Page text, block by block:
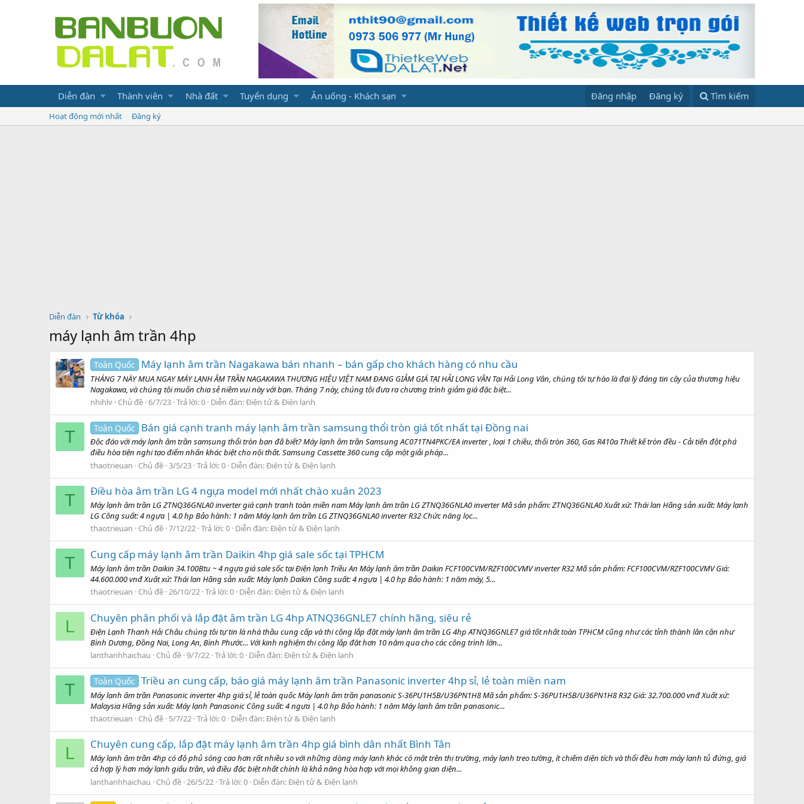
Diễn đàn Thành viên Nhà đất Tuyển dụng Ăn uống - Khách sạn Đăng nhập Đăng ký Tìm kiếm
Hoạt động mới nhất Đăng ký
Diễn đàn Từ khóa
máy lạnh âm trần 4hp
Toàn Quốc Máy lạnh âm trần Nagakawa bán nhanh – bán gấp cho khách hàng có nhu cầu
THÁNG 7 NÀY MUA NGAY MÁY LẠNH ÂM TRẦN NAGAKAWA THƯƠNG HIỆU VIỆT NAM ĐANG GIẢM GIÁ TẠI HẢI LONG VÂN Tại Hải Long Vân, chúng tôi tự hào là đại lý đáng tin cậy của thương hiệu
Nagakawa, và chúng tôi muốn chia sẻ niềm vui này với bạn. Tháng 7 này, chúng tôi đưa ra chương trình giảm giá đặc biệt...
nhihlv Chủ đề 6/7/23 Trả lời: 0 Diễn đàn:Điện tử & Điện lạnh
T Toàn Quốc Bán giá cạnh tranh máy lạnh âm trần samsung thổi tròn giá tốt nhất tại Đồng nai
Độc đáo với máy lạnh âm trần samsung thổi tròn bạn đã biết? Máy lạnh âm trần Samsung AC071TN4PKC/EA inverter , loại 1 chiều, thổi tròn 360, Gas R410a Thiết kế tròn đều - Cải tiến đột phá
điều hòa tiện nghi tạo điểm nhấn khác biệt cho nội thất. Samsung Cassette 360 cung cấp một giải pháp...
thaotrieuan
Chủ đề 3/5/23 Trả lời: 0 Diễn đàn:Điện tử & Điện lạnh
T Điều hòa âm trần LG 4 ngựa model mới nhất chào xuân 2023
Máy lạnh âm trần LG ZTNQ36GNLA0 inverter giá cạnh tranh toàn miền nam Máy lạnh âm trần LG ZTNQ36GNLA0 inverter Mã sản phẩm: ZTNQ36GNLA0 Xuất xứ: Thái lan Hãng sản xuất: Máy lạnh
LG Công suất: 4 ngựa | 4.0 hp Bảo hành: 1 năm Máy lạnh âm trần LG ZTNQ36GNLA0 inverter R32 Chức năng lọc...
thaotrieuan
Chủ đề 7/12/22 Trả lời: 0 Diễn đàn:Điện tử & Điện lạnh
T Cung cấp máy lạnh âm trần Daikin 4hp giá sale sốc tại TPHCM
Máy lạnh âm trần Daikin 34.100Btu ~ 4 ngựa giá sale sốc tại Điện lạnh Triều An Máy lạnh âm trần Daikin FCF100CVM/RZF100CVMV inverter R32 Mã sản phẩm: FCF100CVM/RZF100CVMV Giá:
44.600.000 vnđ Xuất xứ: Thái lan Hãng sản xuất: Máy lạnh Daikin Công suất: 4 ngựa | 4.0 hp Bảo hành: 1 năm máy, 5...
thaotrieuan
Chủ đề 26/10/22 Trả lời: 0 Diễn đàn:Điện tử & Điện lạnh
L Chuyên phân phối và lắp đặt âm trần LG 4hp ATNQ36GNLE7 chính hãng, siêu rẻ
Điện Lạnh Thanh Hải Châu chúng tôi tự tin là nhà thầu cung cấp và thi công lắp đặt máy lạnh âm trần LG 4hp ATNQ36GNLE7 giá tốt nhất toàn TPHCM cũng như các tỉnh thành lân cận như
Bình Dương, Đồng Nai, Long An, Bình Phước... Với kinh nghiệm thi công lắp đặt hơn 10 năm qua cho các công trình lớn...
lanthanhhaichau
Chủ đề 9/7/22 Trả lời: 0 Diễn đàn:Điện tử & Điện lạnh
T Toàn Quốc Triều an cung cấp, báo giá máy lạnh âm trần Panasonic inverter 4hp sỉ, lẻ toàn miền nam
Máy lạnh âm trần Panasonic inverter 4hp giá sỉ, lẻ toàn quốc Máy lạnh âm trần panasonic S-36PU1H5B/U36PN1H8 Mã sản phẩm: S-36PU1H5B/U36PN1H8 R32 Giá: 32.700.000 vnđ Xuất xứ:
Malaysia Hãng sản xuất: Máy lạnh Panasonic Công suất: 4 ngựa | 4.0 hp Bảo hành: 1 năm Máy lạnh âm trần panasonic...
thaotrieuan
Chủ đề 5/7/22 Trả lời: 0 Diễn đàn:Điện tử & Điện lạnh
L Chuyên cung cấp, lắp đặt máy lạnh âm trần 4hp giá bình dân nhất Bình Tân
Máy lạnh âm trần 4hp có độ phủ sóng cao hơn rất nhiều so với những dòng máy lạnh khác có mặt trên thị trường, máy lạnh treo tường, ít chiếm diện tích và thổi đều hơn máy lạnh tủ đứng, giá
cả hợp lý hơn máy lạnh giấu trần, và điều đặc biệt nhất chính là khả năng hòa hợp với mọi không gian diện...
lanthanhhaichau
Chủ đề 26/5/22 Trả lời: 0 Diễn đàn:Điện tử & Điện lạnh